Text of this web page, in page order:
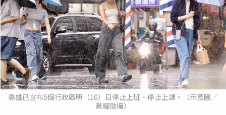
高雄已宣布5個行政區明（10）日停止上班、停止上課。（示意圖／
黃耀徵攝）